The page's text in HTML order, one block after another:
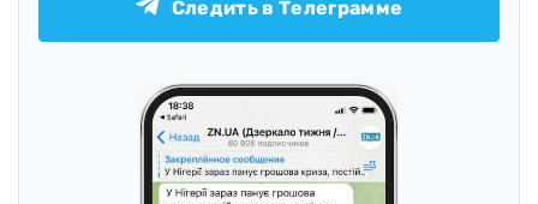
Следить в Телеграмме